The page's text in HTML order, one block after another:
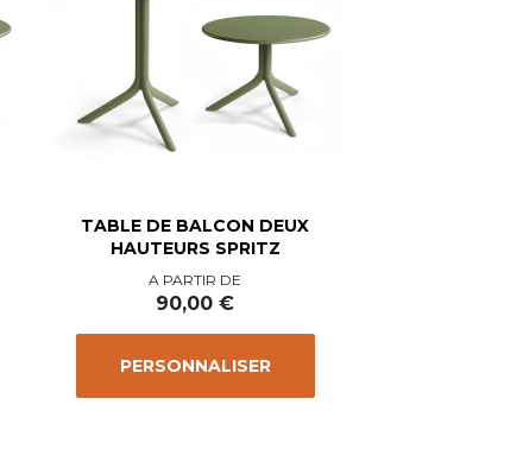
TABLE DE BALCON DEUX
HAUTEURS SPRITZ
Prix
A PARTIR DE
90,00 €
PERSONNALISER